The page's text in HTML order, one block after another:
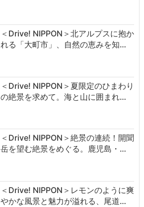
＜Drive! NIPPON＞北アルプスに抱か
れる「大町市」、自然の恵みを知…
＜Drive! NIPPON＞夏限定のひまわり
の絶景を求めて。海と山に囲まれ…
＜Drive! NIPPON＞絶景の連続！開聞
岳を望む絶景をめぐる。鹿児島・…
＜Drive! NIPPON＞レモンのように爽
やかな風景と魅力が溢れる、尾道…